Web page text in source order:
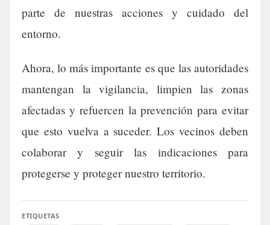
parte de nuestras acciones y cuidado del
entorno.
Ahora, lo más importante es que las autoridades
mantengan la vigilancia, limpien las zonas
afectadas y refuercen la prevención para evitar
que esto vuelva a suceder. Los vecinos deben
colaborar y seguir las indicaciones para
protegerse y proteger nuestro territorio.
ETIQUETAS